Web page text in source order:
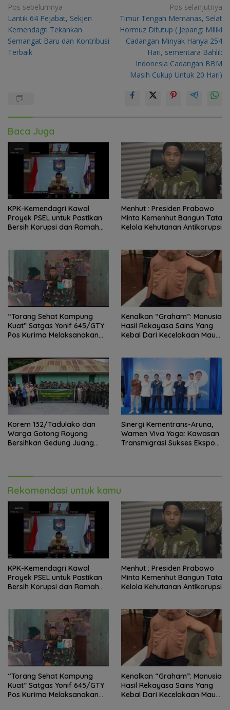
Navigasi
pos
Pos sebelumnya
Lantik 64 Pejabat, Sekjen
Kemendagri Tekankan
Semangat Baru dan Kontribusi
Terbaik
Pos selanjutnya
Timur Tengah Memanas, Selat
Hormuz Ditutup ( Jepang: MIliki
Cadangan Minyak Hanya 254
Hari, sementara Bahlil:
Indonesia Cadangan BBM
Masih Cukup Untuk 20 Hari)
Baca Juga
KPK-Kemendagri Kawal
Proyek PSEL untuk Pastikan
Bersih Korupsi dan Ramah
Menhut : Presiden Prabowo
Minta Kemenhut Bangun Tata
Kelola Kehutanan Antikorupsi
“Torang Sehat Kampung
Kuat” Satgas Yonif 645/GTY
Pos Kurima Melaksanakan
Kenalkan “Graham”: Manusia
Hasil Rekayasa Sains Yang
Kebal Dari Kecelakaan Maut
Korem 132/Tadulako dan
Warga Gotong Royong
Bersihkan Gedung Juang
Sinergi Kementrans-Aruna,
Wamen Viva Yoga: Kawasan
Transmigrasi Sukses Ekspor
Rekomendasi untuk kamu
KPK-Kemendagri Kawal
Proyek PSEL untuk Pastikan
Bersih Korupsi dan Ramah
Menhut : Presiden Prabowo
Minta Kemenhut Bangun Tata
Kelola Kehutanan Antikorupsi
“Torang Sehat Kampung
Kuat” Satgas Yonif 645/GTY
Pos Kurima Melaksanakan
Kenalkan “Graham”: Manusia
Hasil Rekayasa Sains Yang
Kebal Dari Kecelakaan Maut